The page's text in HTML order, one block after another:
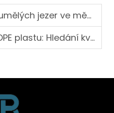
jezer ve městské krajině
kvality a cenové dostupnosti